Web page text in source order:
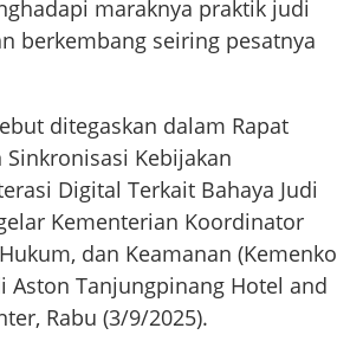
maraknya praktik judi
berkembang seiring pesatnya
ditegaskan dalam Rapat
Kebijakan
Digital Terkait Bahaya Judi
Kementerian Koordinator
dan Keamanan (Kemenko
Aston Tanjungpinang Hotel and
Rabu (3/9/2025).